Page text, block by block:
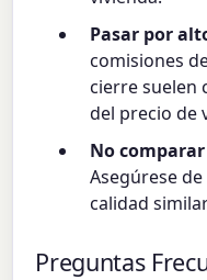
Pasar por
comisiones
cierre suelen
del precio de
No
Asegúrese
calidad
Preguntas